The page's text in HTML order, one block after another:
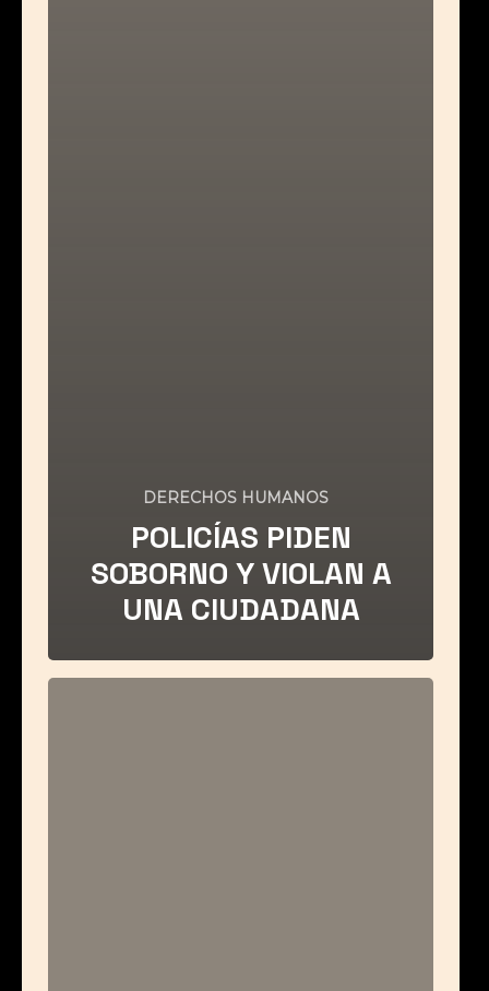
DERECHOS HUMANOS
POLICÍAS PIDEN
SOBORNO Y VIOLAN A
UNA CIUDADANA